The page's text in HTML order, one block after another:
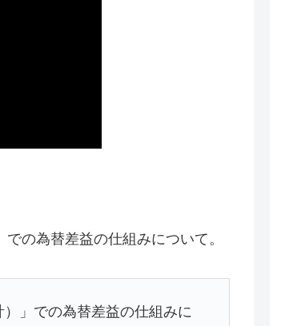
の為替差益の仕組みについて。
」での為替差益の仕組みに